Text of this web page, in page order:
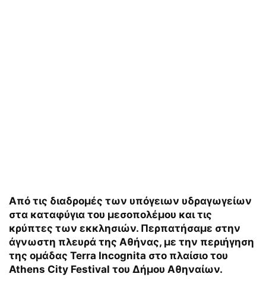
Από τις διαδρομές των υπόγειων υδραγωγείων
στα καταφύγια του μεσοπολέμου και τις
κρύπτες των εκκλησιών. Περπατήσαμε στην
άγνωστη πλευρά της Αθήνας, με την περιήγηση
της ομάδας Terra Incognita στο πλαίσιο του
Athens City Festival του Δήμου Αθηναίων.